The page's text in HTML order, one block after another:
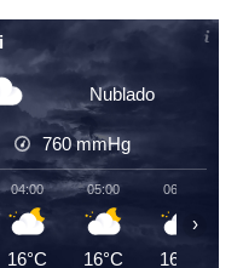
Nublado
760mmHg
04:00
16°C
05:00
16°C
06:00
16°C
›